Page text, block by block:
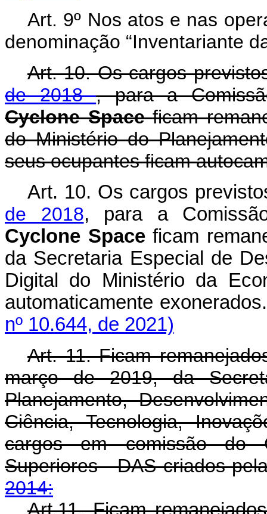
Art. 9º Nos atos e nas
denominação “Inventariante
Art. 10. Os cargos
de 2018, para a
Cyclone Spaceficam
do Ministério do
seus ocupantes ficam
Art. 10. Os cargos
de 2018, para a
Cyclone Spaceficam
da Secretaria Especial de
Digital do Ministério da
automaticamente
nº 10.644, de 2021)
Art. 11. Ficam
março de 2019, da
Planejamento,
Ciência, Tecnologia,
cargos em comissão do
Superiores - DAS criados
2014: